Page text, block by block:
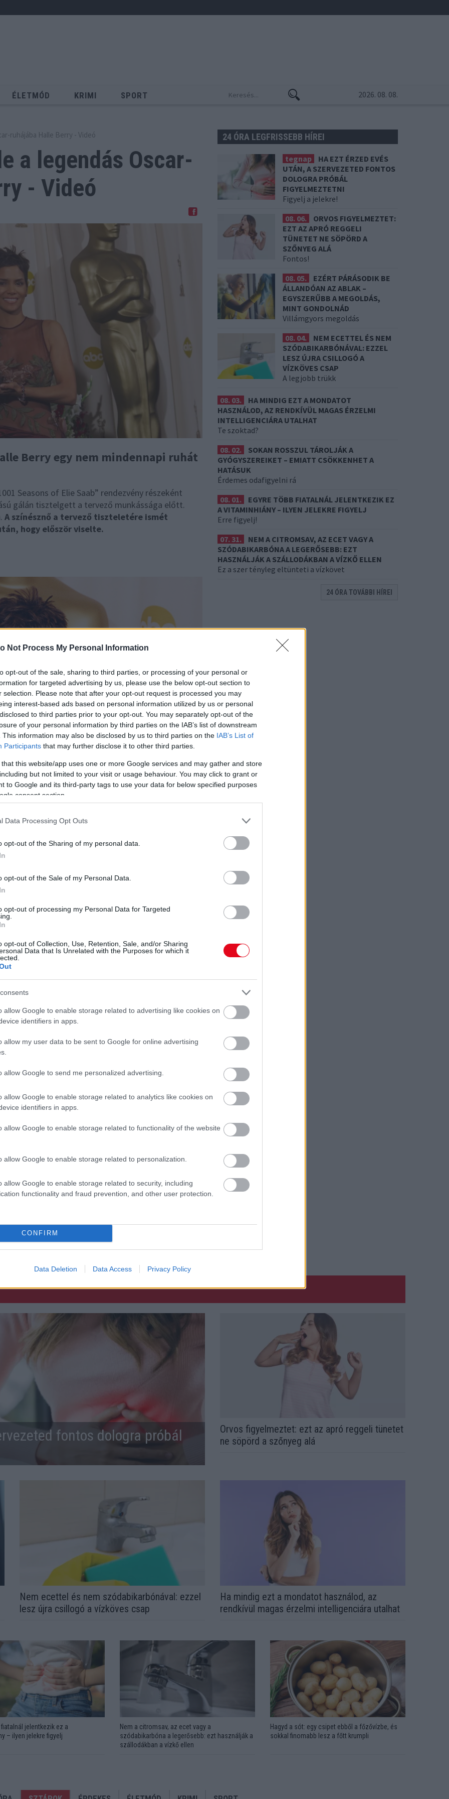
Not Process My Personal Information
opt-out of the sale, sharing to third parties, or processing of your personal or
for targeted advertising by us, please use the below opt-out section to
selection. Please note that after your opt-out request is processed you may
interest-based ads based on personal information utilized by us or personal
to third parties prior to your opt-out. You may separately opt-out of the
of your personal information by third parties on the IAB’s list of downstream
This information may also be disclosed by us to third parties on the IAB’s List of
Participants that may further disclose it to other third parties.
that this website/app uses one or more Google services and may gather and store
but not limited to your visit or usage behaviour. You may click to grant or
to Google and its third-party tags to use your data for below specified purposes
consent section.
Data Processing Opt Outs
opt-out of the Sharing of my personal data.
opt-out of the Sale of my Personal Data.
opt-out of processing my Personal Data for Targeted
opt-out of Collection, Use, Retention, Sale, and/or Sharing
Data that Is Unrelated with the Purposes for which it
allow Google to enable storage related to advertising like cookies on
identifiers in apps.
allow my user data to be sent to Google for online advertising
allow Google to send me personalized advertising.
allow Google to enable storage related to analytics like cookies on
identifiers in apps.
allow Google to enable storage related to functionality of the website
allow Google to enable storage related to personalization.
allow Google to enable storage related to security, including
functionality and fraud prevention, and other user protection.
CONFIRM
Data Deletion Data Access Privacy Policy
ÉLETMÓD KRIMI SPORT 2026. 08. 08.
ruhájába Halle Berry - Videó
a legendás Oscar-
- Videó
Berry egy nem mindennapi ruhát
Seasons of Elie Saab” rendezvény részeként
gálán tisztelgett a tervező munkássága előtt.
A színésznő a tervező tiszteletére ismét
hogy először viselte.
beírta magát a divattörténelembe. Akkor egy
fűzővel, drapírozott selyemtaft szoknyával, sőt,
járó Oscar-díját a Szörnyek keringője
mellét és a hasát - akkoriban az úgynevezett
amikor Berry megjelent
készült - lapozz!
OSCAR-GÁLA
24 ÓRA LEGFRISSEBB HÍREI
tegnap
HA EZT ÉRZED EVÉS
UTÁN, A SZERVEZETED FONTOS
DOLOGRA PRÓBÁL
FIGYELMEZTETNI
Figyelj a jelekre!
08. 06.
ORVOS FIGYELMEZTET:
EZT AZ APRÓ REGGELI
TÜNETET NE SÖPÖRD A
SZŐNYEG ALÁ
Fontos!
08. 05.
EZÉRT PÁRÁSODIK BE
ÁLLANDÓAN AZ ABLAK –
EGYSZERŰBB A MEGOLDÁS,
MINT GONDOLNÁD
Villámgyors megoldás
08. 04.
NEM ECETTEL ÉS NEM
SZÓDABIKARBÓNÁVAL: EZZEL
LESZ ÚJRA CSILLOGÓ A
VÍZKÖVES CSAP
A legjobb trükk
08. 03.
HA MINDIG EZT A MONDATOT
HASZNÁLOD, AZ RENDKÍVÜL MAGAS ÉRZELMI
INTELLIGENCIÁRA UTALHAT
Te szoktad?
08. 02.
SOKAN ROSSZUL TÁROLJÁK A
GYÓGYSZEREIKET – EMIATT CSÖKKENHET A
HATÁSUK
Érdemes odafigyelni rá
08. 01.
EGYRE TÖBB FIATALNÁL JELENTKEZIK EZ
A VITAMINHIÁNY – ILYEN JELEKRE FIGYELJ
Erre figyelj!
07. 31.
NEM A CITROMSAV, AZ ECET VAGY A
SZÓDABIKARBÓNA A LEGERŐSEBB: EZT
HASZNÁLJÁK A SZÁLLODÁKBAN A VÍZKŐ ELLEN
Ez a szer tényleg eltünteti a vízkövet
24 ÓRA TOVÁBBI HÍREI
fontos dologra próbál
Orvos figyelmeztet: ezt az apró reggeli tünetet
ne söpörd a szőnyeg alá
Nem ecettel és nem szódabikarbónával: ezzel
lesz újra csillogó a vízköves csap
Ha mindig ezt a mondatot használod, az
rendkívül magas érzelmi intelligenciára utalhat
fiatalnál jelentkezik ez a
– ilyen jelekre figyelj
Nem a citromsav, az ecet vagy a
szódabikarbóna a legerősebb: ezt használják a
szállodákban a vízkő ellen
Hagyd a sót: egy csipet ebből a főzővízbe, és
sokkal finomabb lesz a főtt krumpli